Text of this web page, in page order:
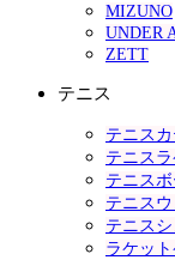
MIZUNO
UNDER
ZETT
テニス
テニス
テニスラ
テニス
テニス
テニス
ラケッ